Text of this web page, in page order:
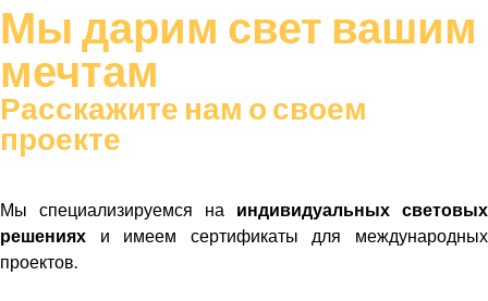
Мы дарим свет вашим
мечтам
Расскажите нам о своем
проекте
Мы специализируемся на индивидуальных световых
решениях и имеем сертификаты для международных
проектов.